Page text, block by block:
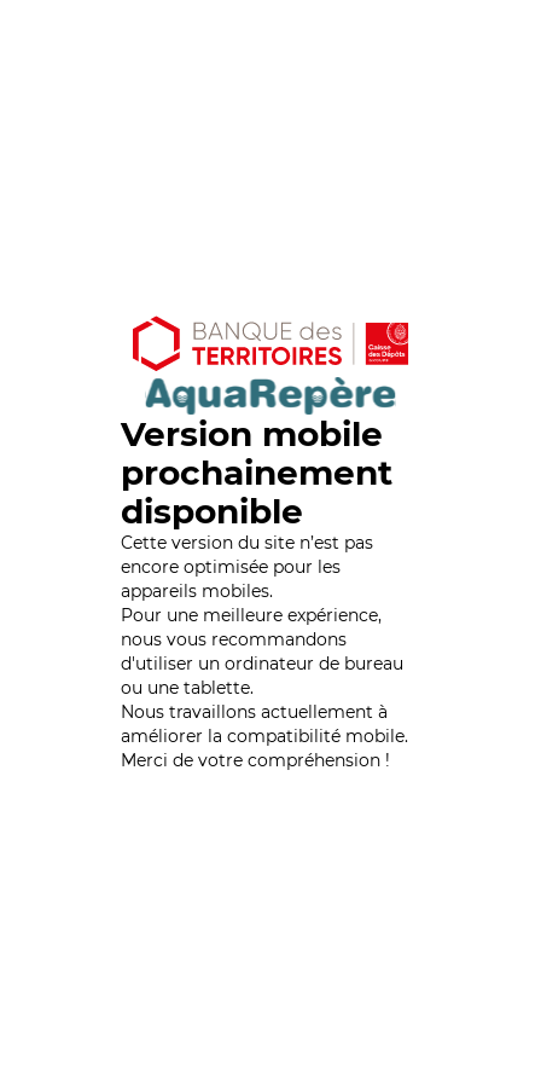
Version mobile
prochainement
disponible
Cette version du site n’est pas
encore optimisée pour les
appareils mobiles.
Pour une meilleure expérience,
nous vous recommandons
d'utiliser un ordinateur de bureau
ou une tablette.
Nous travaillons actuellement à
améliorer la compatibilité mobile.
Merci de votre compréhension !